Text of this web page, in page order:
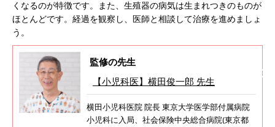
くなるのが特徴です。また、生殖器の病気は生まれつきのものが
ほとんどです。経過を観察し、医師と相談して治療を進めましょ
う。
監修の先生
【小児科医】横田俊一郎 先生
横田小児科医院 院長 東京大学医学部付属病院
小児科に入局、社会保険中央総合病院(東京都